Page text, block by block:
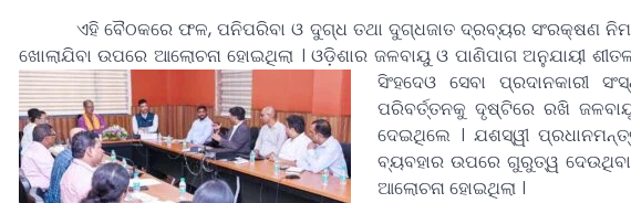
ଏହି ବୈଠକରେ ଫଳ, ପନିପରିବା ଓ ଦୁଗ୍ଧ ତଥା ଦୁଗ୍ଧଜାତ ଦ୍ରବ୍ୟର ସଂରକ୍ଷଣ
ଖୋଲାଯିବା ଉପରେ ଆଲୋଚନା ହୋଇଥିଲା । ଓଡ଼ିଶାର ଜଳବାୟୁ ଓ ପାଣିପାଗ ଅନୁଯାୟୀ
ସିଂହଦେଓ ସେବା ପ୍ରଦାନକାରୀ
ପରିବର୍ତ୍ତନକୁ ଦୃଷ୍ଟିରେ ରଖି
ଦେଇଥିଲେ । ଯଶସ୍ୱୀ
ବ୍ୟବହାର ଉପରେ ଗୁରୁତ୍ୱ
ଆଲୋଚନା ହୋଇଥିଲା ।